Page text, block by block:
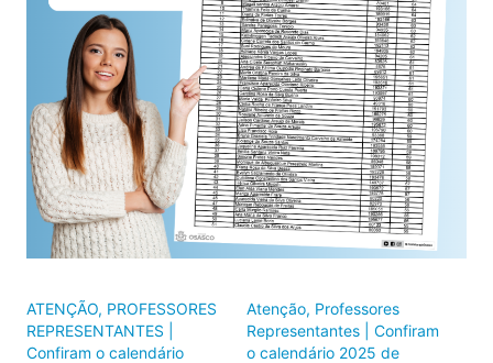
ATENÇÃO, PROFESSORES
REPRESENTANTES |
Confiram o calendário
Atenção, Professores
Representantes | Confiram
o calendário 2025 de